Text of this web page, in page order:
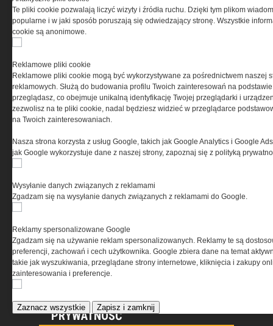
Codzienne źródło informacji o taktyce, szkoleniu,
misjach bojowych, uzbrojeniu, umundurowaniu
i wyposażeniu jednostek specjalnych w kraju i na świecie.
REGULAMIN
Regulamin określa zasady korzystania z portalu
przez Grupa MEDIUM Spółka z ograniczoną
odpowiedzialnością Spółka komandytowa, nr KRS:
Przeczytaj regulamin
PRYWATNOŚĆ
Te pliki cookie pozwalają liczyć wizyty i źródła ruchu. Dzięki tym plikom
popularne i w jaki sposób poruszają się odwiedzający stronę. Wszystkie
cookie są anonimowe.
Reklamowe pliki cookie
Reklamowe pliki cookie mogą być wykorzystywane za pośrednictwem naszej
reklamowych. Służą do budowania profilu Twoich zainteresowań na
przeglądasz, co obejmuje unikalną identyfikację Twojej przeglądarki i
zezwolisz na te pliki cookie, nadal będziesz widzieć w przeglądarce
na Twoich zainteresowaniach.
Nasza strona korzysta z usług Google, takich jak Google Analytics i Google
jak Google wykorzystuje dane z naszej strony, zapoznaj się z polityką
Wysyłanie danych związanych z reklamami
Zgadzam się na wysyłanie danych związanych z reklamami do Google.
Reklamy spersonalizowane Google
Zgadzam się na używanie reklam spersonalizowanych. Reklamy te są
preferencji, zachowań i cech użytkownika. Google zbiera dane na temat
takie jak wyszukiwania, przeglądane strony internetowe, kliknięcia i zakupy
zainteresowania i preferencje.
Zaznacz wszystkie Zapisz i zamknij